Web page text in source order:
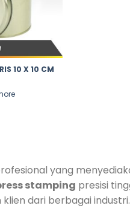
10 X 10 CM
yang
stamping presisi
dari berbagai industri.